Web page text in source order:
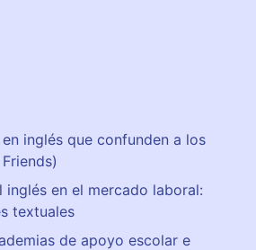
inglés que confunden a los
en el mercado laboral:
textuales
de apoyo escolar e